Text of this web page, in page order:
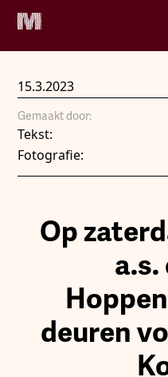
15.3.2023
Gemaakt door:
Tekst:
Fotografie:
Op
deuren